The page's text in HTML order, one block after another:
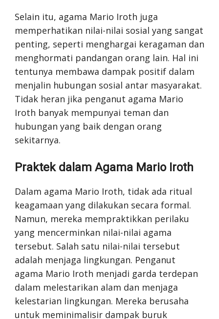
Selain itu, agama Mario Iroth juga
memperhatikan nilai-nilai sosial yang sangat
penting, seperti menghargai keragaman dan
menghormati pandangan orang lain. Hal ini
tentunya membawa dampak positif dalam
menjalin hubungan sosial antar masyarakat.
Tidak heran jika penganut agama Mario
Iroth banyak mempunyai teman dan
hubungan yang baik dengan orang
sekitarnya.
Praktek dalam Agama Mario Iroth
Dalam agama Mario Iroth, tidak ada ritual
keagamaan yang dilakukan secara formal.
Namun, mereka mempraktikkan perilaku
yang mencerminkan nilai-nilai agama
tersebut. Salah satu nilai-nilai tersebut
adalah menjaga lingkungan. Penganut
agama Mario Iroth menjadi garda terdepan
dalam melestarikan alam dan menjaga
kelestarian lingkungan. Mereka berusaha
untuk meminimalisir dampak buruk